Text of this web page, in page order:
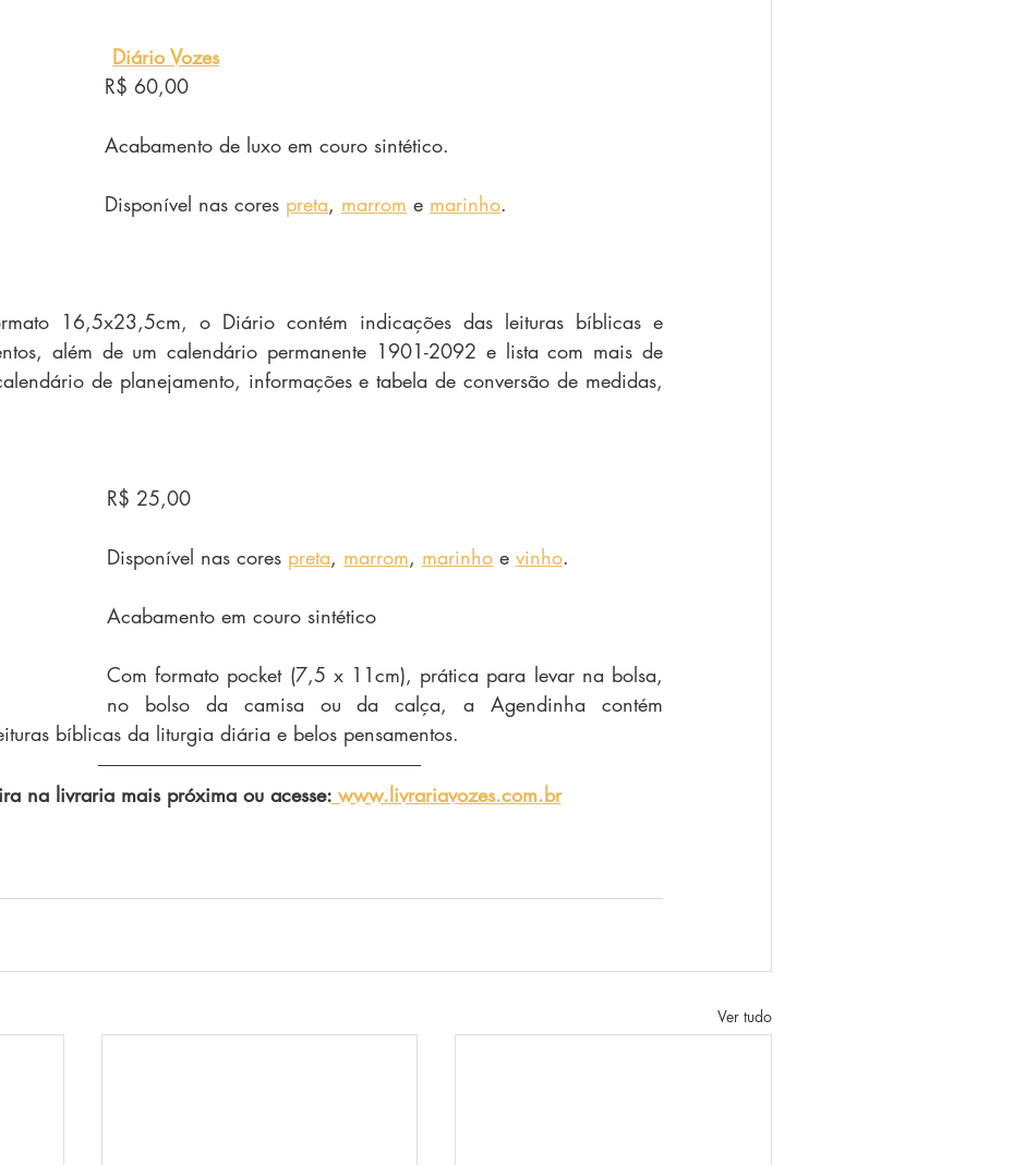
Diário Vozes
R$ 60,00
Acabamento de luxo em couro sintético.
Disponível nas cores preta, marrom e marinho.
16,5x23,5cm, o Diário contém indicações das leituras bíblicas e
além de um calendário permanente 1901-2092 e lista com mais de
de planejamento, informações e tabela de conversão de medidas,
R$ 25,00
Disponível nas cores preta, marrom, marinho e vinho.
Acabamento em couro sintético
Com formato pocket (7,5 x 11cm), prática para levar na bolsa,
no bolso da camisa ou da calça, a Agendinha contém
bíblicas da liturgia diária e belos pensamentos.
na livraria mais próxima ou acesse: www.livrariavozes.com.br
Ver tudo